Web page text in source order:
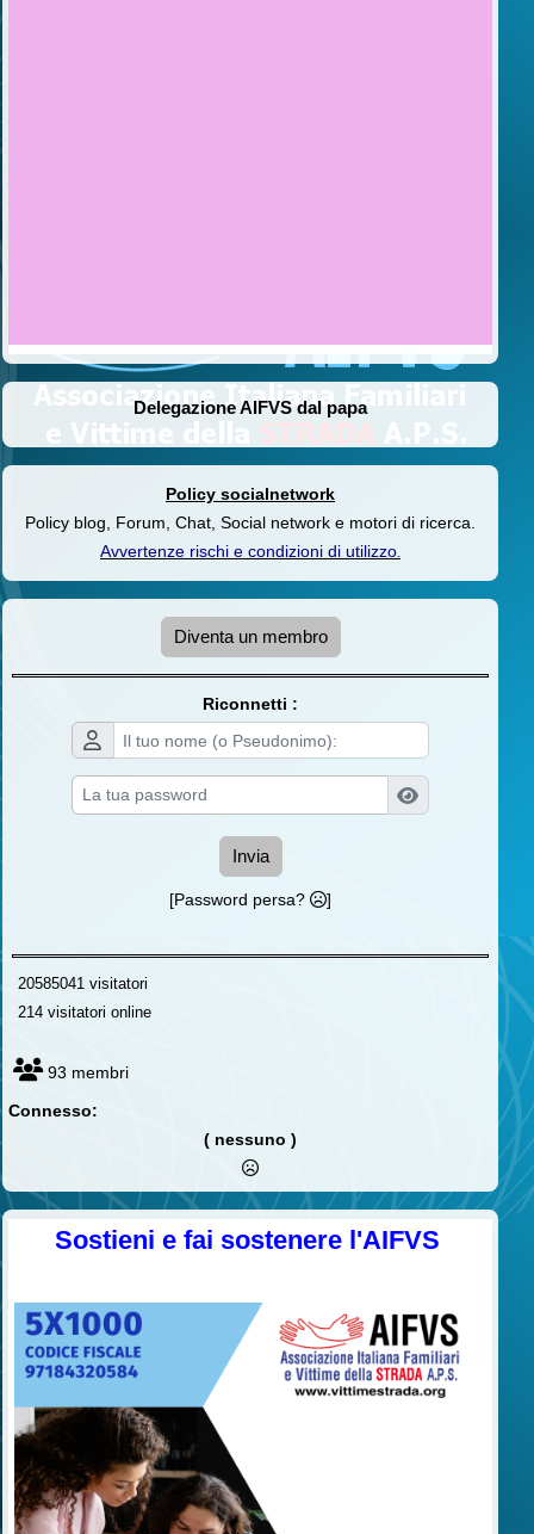
Delegazione AIFVS dal papa
Policy socialnetwork
Policy blog, Forum, Chat, Social network e motori di ricerca.
Avvertenze rischi e condizioni di utilizzo.
Diventa un membro
Riconnetti :
Invia
[Password persa? ]
20585041 visitatori
214 visitatori online
93 membri
Connesso:
( nessuno )
Sostieni e fai sostenere l'AIFVS